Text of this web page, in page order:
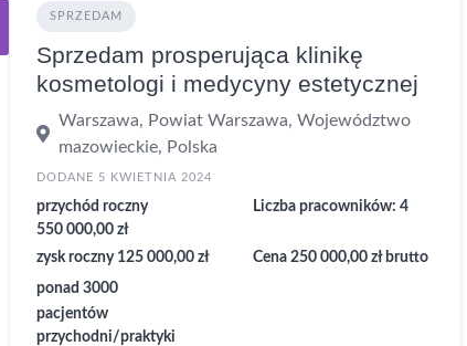
SPRZEDAM
Sprzedam prosperująca klinikę
kosmetologi i medycyny estetycznej
Warszawa, Powiat Warszawa, Województwo
mazowieckie, Polska
DODANE 5 KWIETNIA 2024
przychód roczny
550 000,00 zł
Liczba pracowników: 4
zysk roczny 125 000,00 zł
Cena 250 000,00 zł brutto
ponad 3000
pacjentów
przychodni/praktyki